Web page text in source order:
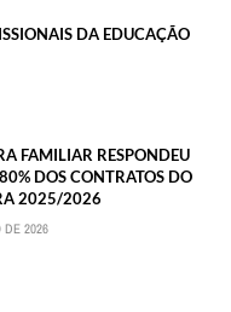
DA EDUCAÇÃO
FAMILIAR RESPONDEU
DOS CONTRATOS DO
2025/2026
DE 2026